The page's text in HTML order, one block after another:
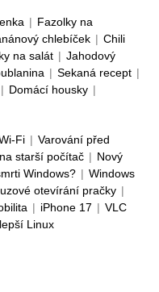
| Fazolky na
chlebíček | Chili
na salát | Jahodový
| Sekaná recept |
| Domácí housky |
Fi | Varování před
starší počítač | Nový
Windows? | Windows
otevírání pračky |
| iPhone 17 | VLC
Linux